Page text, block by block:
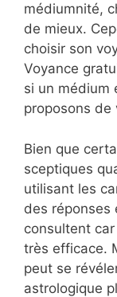
médiumnité,
de mieux.
choisir son
Voyance
si un médium
proposons de
Bien que
sceptiques
utilisant les
des réponses
consultent
très efficace.
peut se
astrologique